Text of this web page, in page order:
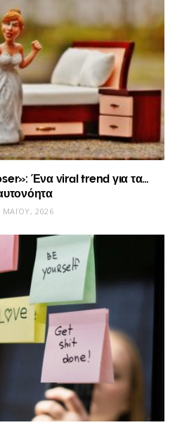
Ένα viral trend για τα…
ΜΑΪ́ΟΥ, 2026